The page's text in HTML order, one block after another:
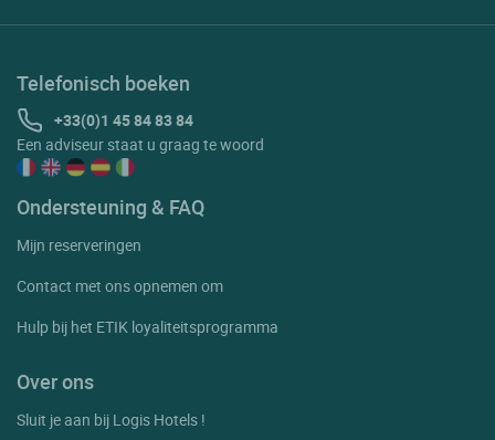
Telefonisch boeken
+33(0)1 45 84 83 84
Een adviseur staat u graag te woord
Ondersteuning & FAQ
Mijn reserveringen
Contact met ons opnemen om
Hulp bij het ETIK loyaliteitsprogramma
Over ons
Sluit je aan bij Logis Hotels !